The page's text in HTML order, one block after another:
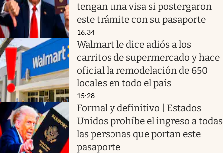
tengan una visa si postergaron
este trámite con su pasaporte
16:34
Walmart le dice adiós a los
carritos de supermercado y hace
oficial la remodelación de 650
locales en todo el país
15:28
Formal y definitivo | Estados
Unidos prohíbe el ingreso a todas
las personas que portan este
pasaporte